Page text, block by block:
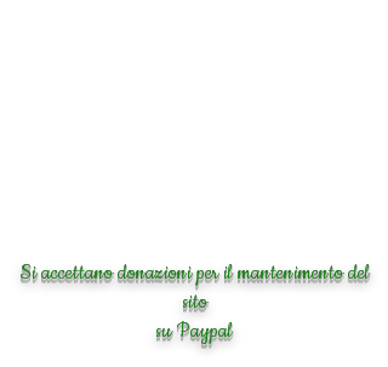
Si accettano donazioni per il mantenimento del
sito
su Paypal